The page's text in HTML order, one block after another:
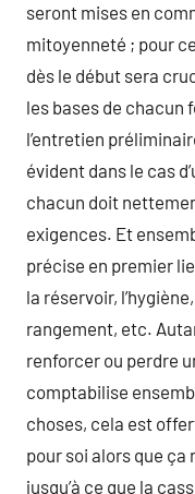
seront mises en
mitoyenneté ; pour
dès le début sera
les bases de chacun
l’entretien
évident dans le cas
chacun doit
exigences. Et
précise en premier
la réservoir,
rangement, etc.
renforcer ou perdre
comptabilise
choses, cela est
pour soi alors que
jusqu’à ce que la